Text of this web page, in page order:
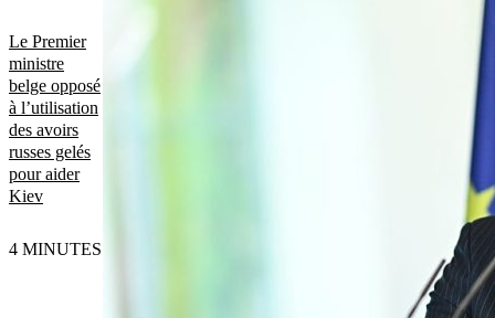
Le Premier
ministre
belge opposé
à l’utilisation
des avoirs
russes gelés
pour aider
Kiev
4 MINUTES